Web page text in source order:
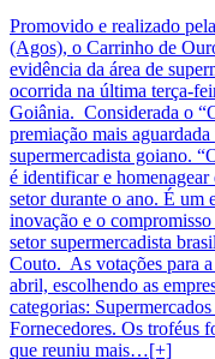
Promovido e realizado
(Agos), o Carrinho de
evidência da área de
ocorrida na última terça-
Goiânia. Considerada o
premiação mais
supermercadista goiano.
é identificar e homenagear
setor durante o ano. É um
inovação e o
setor supermercadista
Couto. As votações para
abril, escolhendo as
categorias:
Fornecedores. Os troféus
que reuniu mais…[+]